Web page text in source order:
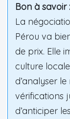
Bon à savoir :
La
Pérou va
de prix. Elle
culture
d’analyser
vérifications
d’anticiper